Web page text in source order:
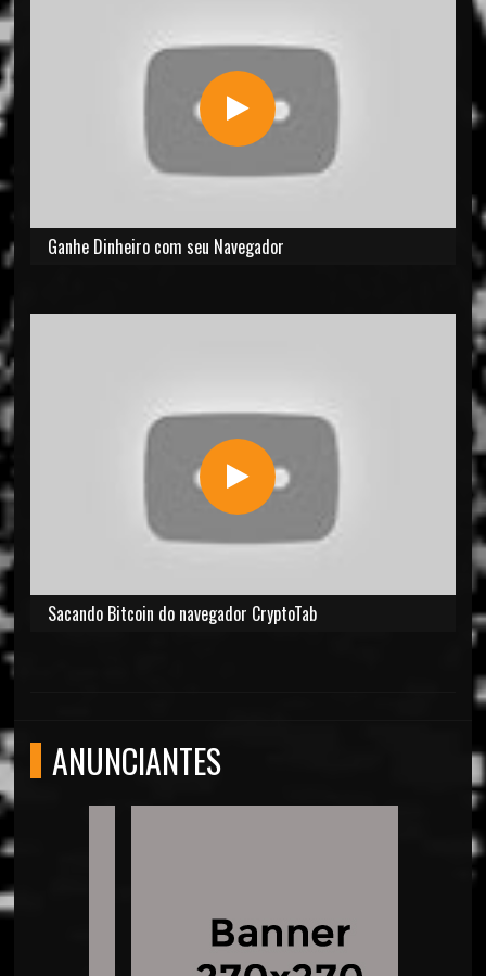
Ganhe Dinheiro com seu Navegador
Sacando Bitcoin do navegador CryptoTab
ANUNCIANTES